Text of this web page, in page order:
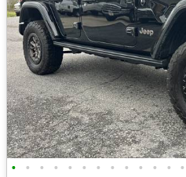
• • • • • • • • • • • • •